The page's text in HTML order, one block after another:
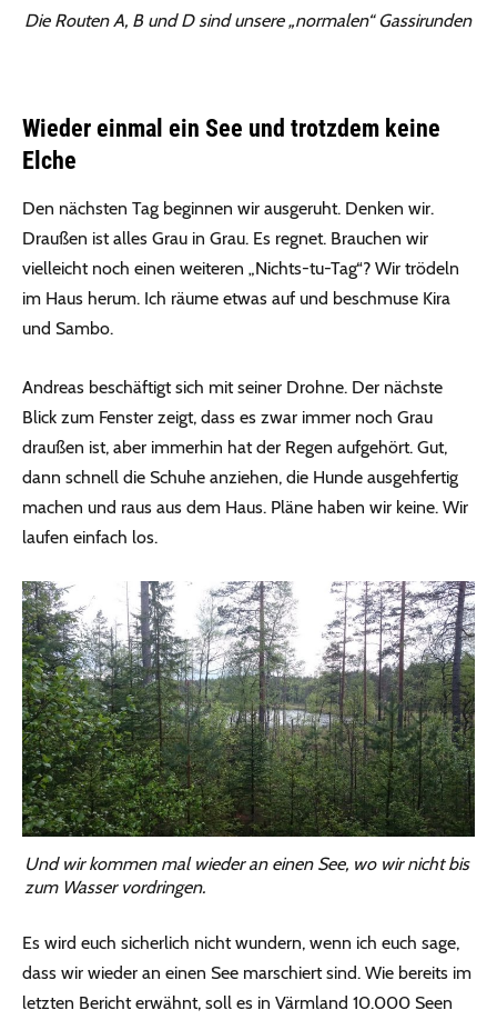
Die Routen A, B und D sind unsere „normalen“ Gassirunden
Wieder einmal ein See und trotzdem keine
Elche
Den nächsten Tag beginnen wir ausgeruht. Denken wir.
Draußen ist alles Grau in Grau. Es regnet. Brauchen wir
vielleicht noch einen weiteren „Nichts-tu-Tag“? Wir trödeln
im Haus herum. Ich räume etwas auf und beschmuse Kira
und Sambo.
Andreas beschäftigt sich mit seiner Drohne. Der nächste
Blick zum Fenster zeigt, dass es zwar immer noch Grau
draußen ist, aber immerhin hat der Regen aufgehört. Gut,
dann schnell die Schuhe anziehen, die Hunde ausgehfertig
machen und raus aus dem Haus. Pläne haben wir keine. Wir
laufen einfach los.
Und wir kommen mal wieder an einen See, wo wir nicht bis
zum Wasser vordringen.
Es wird euch sicherlich nicht wundern, wenn ich euch sage,
dass wir wieder an einen See marschiert sind. Wie bereits im
letzten Bericht erwähnt, soll es in Värmland 10.000 Seen